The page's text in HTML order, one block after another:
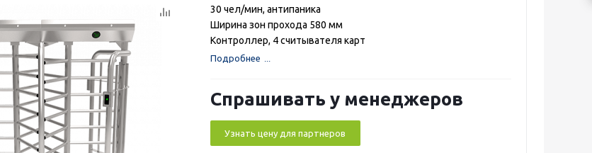
30 чел/мин, антипаника
Ширина зон прохода 580 мм
Контроллер, 4 считывателя карт
Подробнее
Спрашивать у менеджеров
Узнать цену для партнеров